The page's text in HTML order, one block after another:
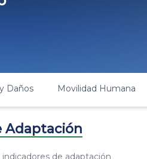
Daños Movilidad Humana
Adaptación
de adaptación